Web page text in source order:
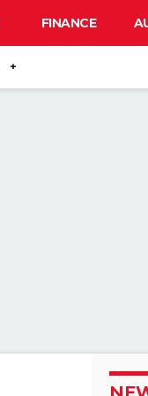
FINANCE
+